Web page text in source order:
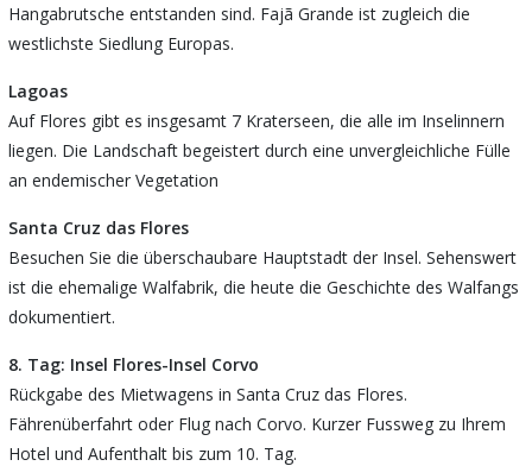
Hangabrutsche entstanden sind. Fajã Grande ist zugleich die
westlichste Siedlung Europas.
Lagoas
Auf Flores gibt es insgesamt 7 Kraterseen, die alle im Inselinnern
liegen. Die Landschaft begeistert durch eine unvergleichliche Fülle
an endemischer Vegetation
Santa Cruz das Flores
Besuchen Sie die überschaubare Hauptstadt der Insel. Sehenswert
ist die ehemalige Walfabrik, die heute die Geschichte des Walfangs
dokumentiert.
8. Tag: Insel Flores-Insel Corvo
Rückgabe des Mietwagens in Santa Cruz das Flores.
Fährenüberfahrt oder Flug nach Corvo. Kurzer Fussweg zu Ihrem
Hotel und Aufenthalt bis zum 10. Tag.